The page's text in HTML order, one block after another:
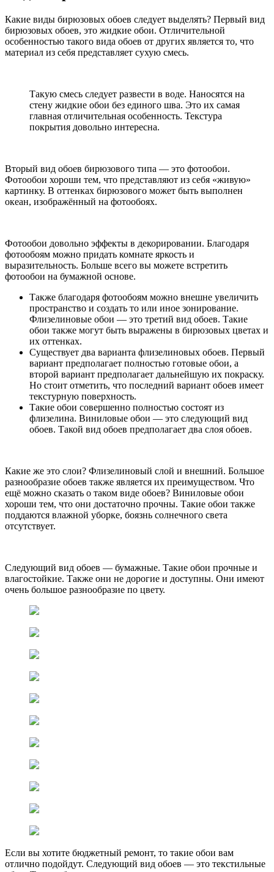
Какие виды бирюзовых обоев следует выделять? Первый вид
бирюзовых обоев, это жидкие обои. Отличительной
особенностью такого вида обоев от других является то, что
материал из себя представляет сухую смесь.
Такую смесь следует развести в воде. Наносятся на
стену жидкие обои без единого шва. Это их самая
главная отличительная особенность. Текстура
покрытия довольно интересна.
Вторый вид обоев бирюзового типа — это фотообои.
Фотообои хороши тем, что представляют из себя «живую»
картинку. В оттенках бирюзового может быть выполнен
океан, изображённый на фотообоях.
Фотообои довольно эффекты в декорировании. Благодаря
фотообоям можно придать комнате яркость и
выразительность. Больше всего вы можете встретить
фотообои на бумажной основе.
Также благодаря фотообоям можно внешне увеличить
пространство и создать то или иное зонирование.
Флизелиновые обои — это третий вид обоев. Такие
обои также могут быть выражены в бирюзовых цветах и
их оттенках.
Существует два варианта флизелиновых обоев. Первый
вариант предполагает полностью готовые обои, а
второй вариант предполагает дальнейшую их покраску.
Но стоит отметить, что последний вариант обоев имеет
текстурную поверхность.
Такие обои совершенно полностью состоят из
флизелина. Виниловые обои — это следующий вид
обоев. Такой вид обоев предполагает два слоя обоев.
Какие же это слои? Флизелиновый слой и внешний. Большое
разнообразие обоев также является их преимуществом. Что
ещё можно сказать о таком виде обоев? Виниловые обои
хороши тем, что они достаточно прочны. Такие обои также
поддаются влажной уборке, боязнь солнечного света
отсутствует.
Следующий вид обоев — бумажные. Такие обои прочные и
влагостойкие. Также они не дорогие и доступны. Они имеют
очень большое разнообразие по цвету.
Если вы хотите бюджетный ремонт, то такие обои вам
отлично подойдут. Следующий вид обоев — это текстильные